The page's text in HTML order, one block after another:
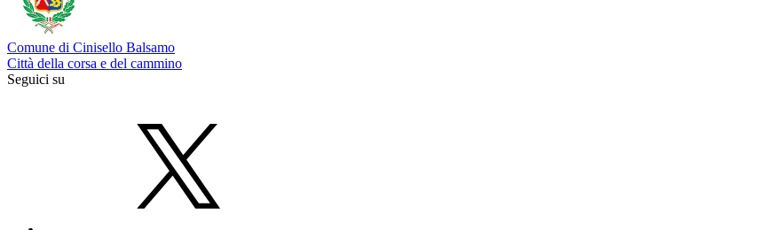
Comune di Cinisello Balsamo
Città della corsa e del cammino
Seguici su